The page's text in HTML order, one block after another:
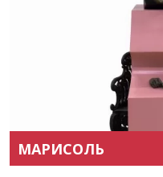
МАРИСОЛЬ